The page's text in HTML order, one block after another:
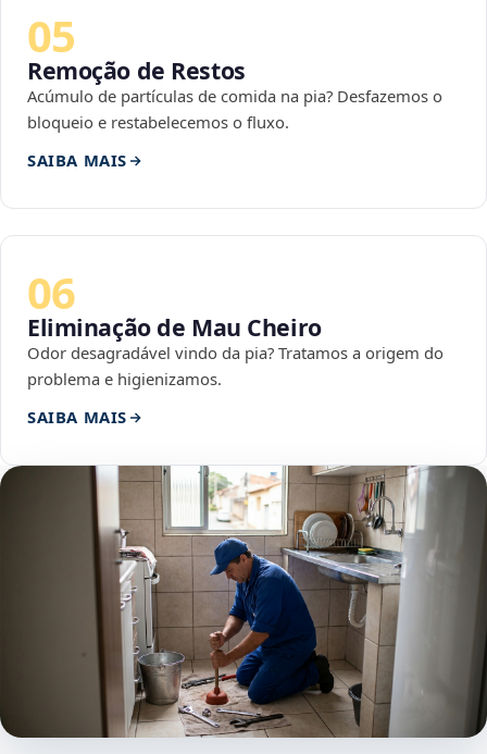
05
Remoção de Restos
Acúmulo de partículas de comida na pia? Desfazemos o
bloqueio e restabelecemos o fluxo.
SAIBA MAIS
06
Eliminação de Mau Cheiro
Odor desagradável vindo da pia? Tratamos a origem do
problema e higienizamos.
SAIBA MAIS